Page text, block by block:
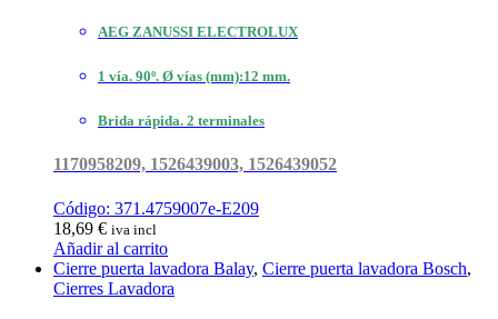
AEG ZANUSSI ELECTROLUX
1 vía. 90º. Ø vías (mm):12 mm.
Brida rápida. 2 terminales
1170958209, 1526439003, 1526439052
Código: 371.4759007e-E209
18,69 € iva incl
Añadir al carrito
Cierre puerta lavadora Balay, Cierre puerta lavadora Bosch,
Cierres Lavadora